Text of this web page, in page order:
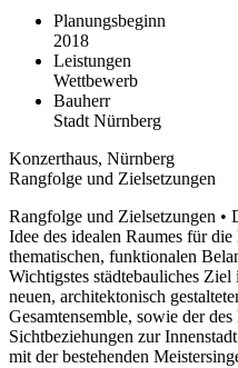
Planungsbeginn
2018
Leistungen
Wettbewerb
Bauherr
Stadt Nürnberg
Konzerthaus, Nürnberg
Rangfolge und Zielsetzungen
Rangfolge und Zielsetzungen •
Idee des idealen Raumes für
thematischen, funktionalen
Wichtigstes städtebauliches
neuen, architektonisch
Gesamtensemble, sowie der
Sichtbeziehungen zur
mit der bestehenden